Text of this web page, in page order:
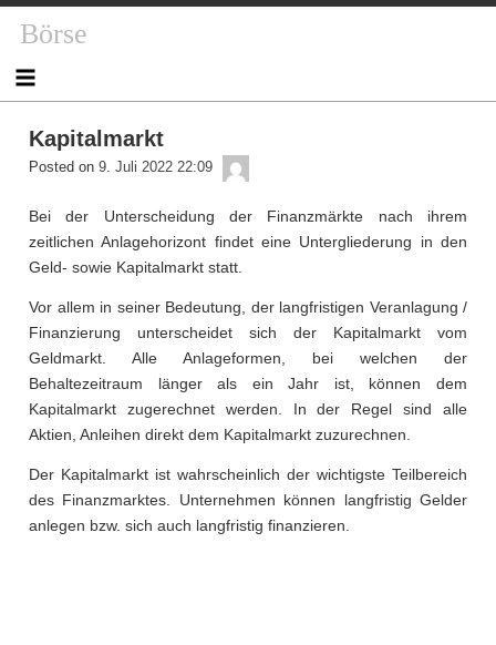
Börse
Kapitalmarkt
Posted on 9. Juli 2022 22:09
Bei der Unterscheidung der Finanzmärkte nach ihrem
zeitlichen Anlagehorizont findet eine Untergliederung in den
Geld- sowie Kapitalmarkt statt.
Vor allem in seiner Bedeutung, der langfristigen Veranlagung /
Finanzierung unterscheidet sich der Kapitalmarkt vom
Geldmarkt. Alle Anlageformen, bei welchen der
Behaltezeitraum länger als ein Jahr ist, können dem
Kapitalmarkt zugerechnet werden. In der Regel sind alle
Aktien, Anleihen direkt dem Kapitalmarkt zuzurechnen.
Der Kapitalmarkt ist wahrscheinlich der wichtigste Teilbereich
des Finanzmarktes. Unternehmen können langfristig Gelder
anlegen bzw. sich auch langfristig finanzieren.